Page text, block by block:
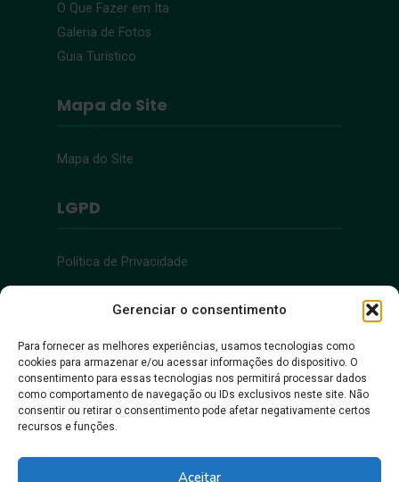
Gerenciar o consentimento
Para fornecer as melhores experiências, usamos tecnologias como
cookies para armazenar e/ou acessar informações do dispositivo. O
consentimento para essas tecnologias nos permitirá processar dados
como comportamento de navegação ou IDs exclusivos neste site. Não
consentir ou retirar o consentimento pode afetar negativamente certos
recursos e funções.
Aceitar
O Que Fazer em Ita
Galeria de Fotos
Guia Turístico
Mapa do Site
Mapa do Site
LGPD
Política de Privacidade
Acessibilidade
Acessibilidade